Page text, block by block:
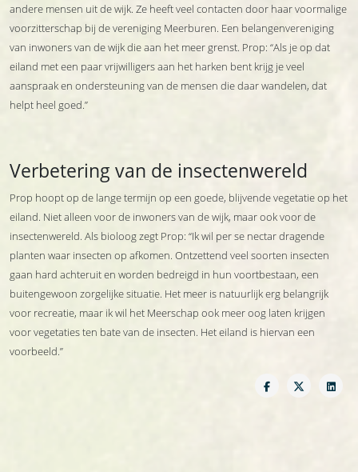
andere mensen uit de wijk. Ze heeft veel contacten door haar voormalige
voorzitterschap bij de vereniging Meerburen. Een belangenvereniging
van inwoners van de wijk die aan het meer grenst. Prop: “Als je op dat
eiland met een paar vrijwilligers aan het harken bent krijg je veel
aanspraak en ondersteuning van de mensen die daar wandelen, dat
helpt heel goed.”
Verbetering van de insectenwereld
Prop hoopt op de lange termijn op een goede, blijvende vegetatie op het
eiland. Niet alleen voor de inwoners van de wijk, maar ook voor de
insectenwereld. Als bioloog zegt Prop: “Ik wil per se nectar dragende
planten waar insecten op afkomen. Ontzettend veel soorten insecten
gaan hard achteruit en worden bedreigd in hun voortbestaan, een
buitengewoon zorgelijke situatie. Het meer is natuurlijk erg belangrijk
voor recreatie, maar ik wil het Meerschap ook meer oog laten krijgen
voor vegetaties ten bate van de insecten. Het eiland is hiervan een
voorbeeld.”